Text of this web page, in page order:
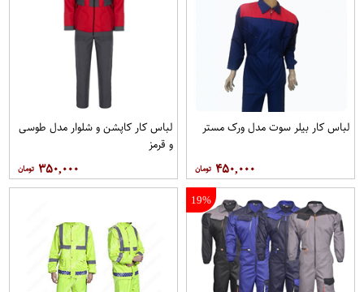
لباس کار بیلر سوت مدل ورک مستر
۴۵۰,۰۰۰
لباس کار کاپشن و شلوار مدل طوسی
و قرمز
۳۵۰,۰۰۰
19%